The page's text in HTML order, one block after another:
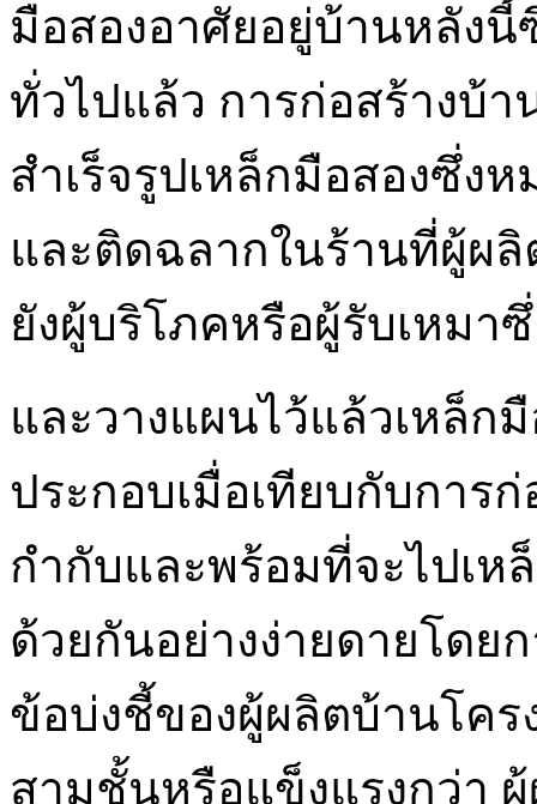
มือสองอาศัยอยู่บ้านหลังนี้
ทั่วไปแล้ว การก่อสร้างบ้
สำเร็จรูปเหล็กมือสองซึ่ง
และติดฉลากในร้านที่ผู้ผลิ
ยังผู้บริโภคหรือผู้รับเหมา
และวางแผนไว้แล้วเหล็ก
ประกอบเมื่อเทียบกับการ
กำกับและพร้อมที่จะไปเห
ด้วยกันอย่างง่ายดายโด
ข้อบ่งชี้ของผู้ผลิตบ้านโคร
สามชั้นหรือแข็งแรงกว่า